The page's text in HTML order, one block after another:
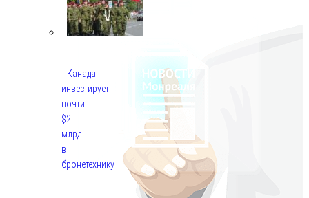
Канада
инвестирует
почти
$2
млрд
в
бронетехнику